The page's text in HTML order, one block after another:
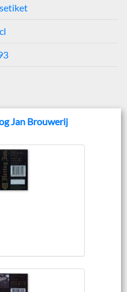
Jan Brouwerij